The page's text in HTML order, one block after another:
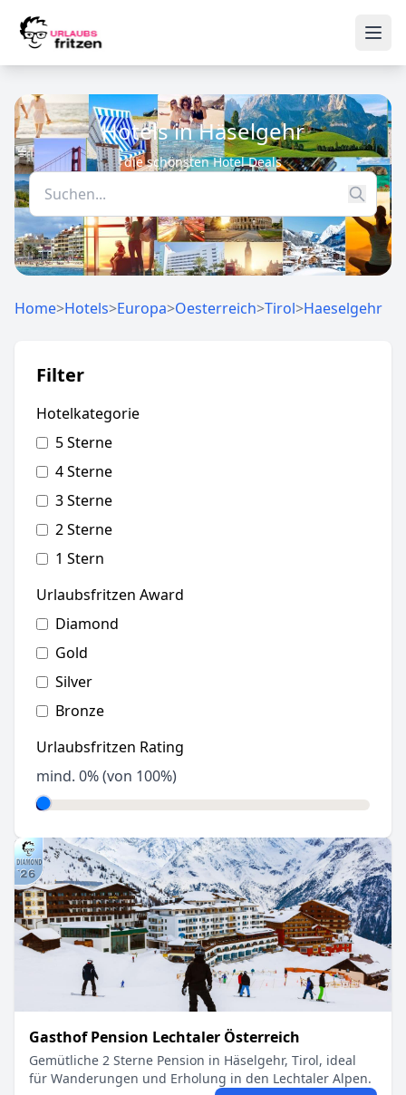
Hotels in Häselgehr
die schönsten Hotel Deals
Home>Hotels>Europa>Oesterreich>Tirol>Haeselgehr
Filter
Hotelkategorie
5 Sterne
4 Sterne
3 Sterne
2 Sterne
1 Stern
Urlaubsfritzen Award
Diamond
Gold
Silver
Bronze
Urlaubsfritzen Rating
mind. 0% (von 100%)
Gasthof Pension Lechtaler Österreich
Gemütliche 2 Sterne Pension in Häselgehr, Tirol, ideal
für Wanderungen und Erholung in den Lechtaler Alpen.